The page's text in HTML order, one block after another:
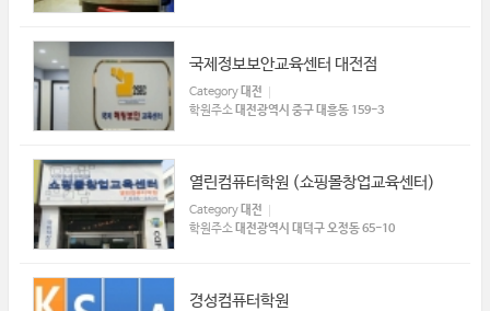
국제정보보안교육센터 대전점
Category대전
학원주소대전광역시 중구 대흥동 159-3
열린컴퓨터학원 (쇼핑몰창업교육센터)
Category대전
학원주소대전광역시 대덕구 오정동 65-10
경성컴퓨터학원